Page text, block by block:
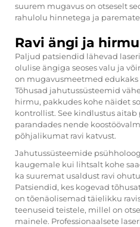
suurem mugavus on otseselt
rahulolu hinnetega ja
Ravi ängi ja
Paljud patsiendid lähevad
olulise ängiga seoses valu ja
on mugavusmeetmed
Tõhusad jahutussüsteemid
hirmu, pakkudes kohe näidet
kontrollist. See kindlustus
parandades nende
põhjalikumat ravi katvust.
Jahutussüsteemide
kaugemale kui lihtsalt kohe
ka suuremat usaldust ravi
Patsiendid, kes kogevad
on tõenäolisemad täielikku
teenuseid teistele, millel on
mainele. Professionaalsete